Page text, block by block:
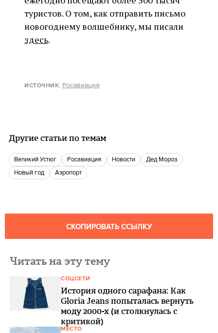
туристов. О том, как отправить письмо
новогоднему волшебнику, мы писали
здесь.
ИСТОЧНИК: Росавиация
Другие статьи по темам
Великий Устюг Росавиация новости
Дед Мороз
новый год
аэропорт
СКОПИРОВАТЬ ССЫЛКУ
Читать на эту тему
СОЦСЕТИ
История одного сарафана: Как
Gloria Jeans попыталась вернуть
моду 2000-х (и столкнулась с
критикой)
МЕСТО